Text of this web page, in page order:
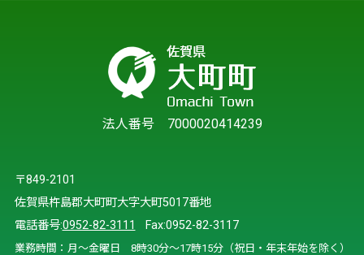
法人番号 7000020414239
〒849-2101
佐賀県杵島郡大町町大字大町5017番地
電話番号:0952-82-3111 Fax:0952-82-3117
業務時間：月～金曜日 8時30分～17時15分（祝日・年末年始を除く）